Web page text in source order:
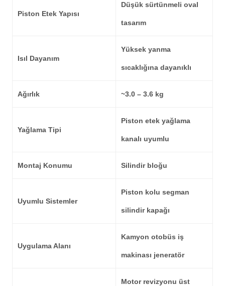
Piston Etek Yapısı
Düşük sürtünmeli oval
tasarım
Isıl Dayanım
Yüksek yanma
sıcaklığına dayanıklı
Ağırlık ~3.0 – 3.6 kg
Yağlama Tipi
Piston etek yağlama
kanalı uyumlu
Montaj Konumu Silindir bloğu
Uyumlu Sistemler
Piston kolu segman
silindir kapağı
Uygulama Alanı
Kamyon otobüs iş
makinası jeneratör
Motor revizyonu üst